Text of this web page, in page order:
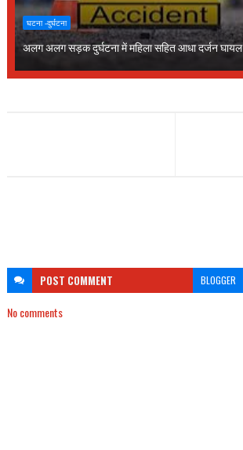
घटना -दुर्घटना
अलग अलग सड़क दुर्घटना में महिला सहित आधा दर्जन घायल
POST COMMENT BLOGGER
No comments